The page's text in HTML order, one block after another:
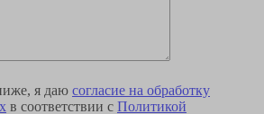
я даю согласие на обработку
в соответствии с Политикой